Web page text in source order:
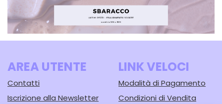
AREA UTENTE
Contatti
Iscrizione alla Newsletter
LINK VELOCI
Modalità di Pagamento
Condizioni di Vendita